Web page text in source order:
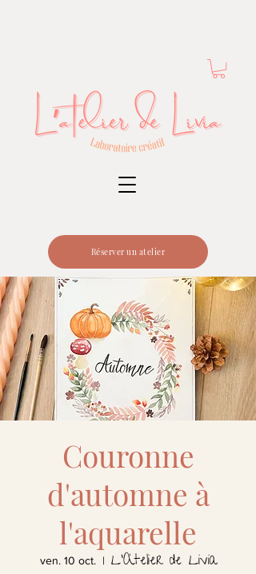
Réserver un atelier
Couronne
d'automne à
l'aquarelle
ven. 10 oct.
  |
L'Atelier de Livia